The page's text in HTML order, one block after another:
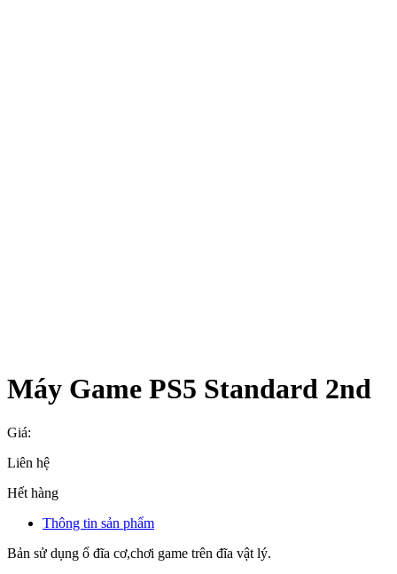
Máy Game PS5 Standard 2nd
Giá:
Liên hệ
Hết hàng
Thông tin sản phẩm
Bản sử dụng ổ đĩa cơ,chơi game trên đĩa vật lý.